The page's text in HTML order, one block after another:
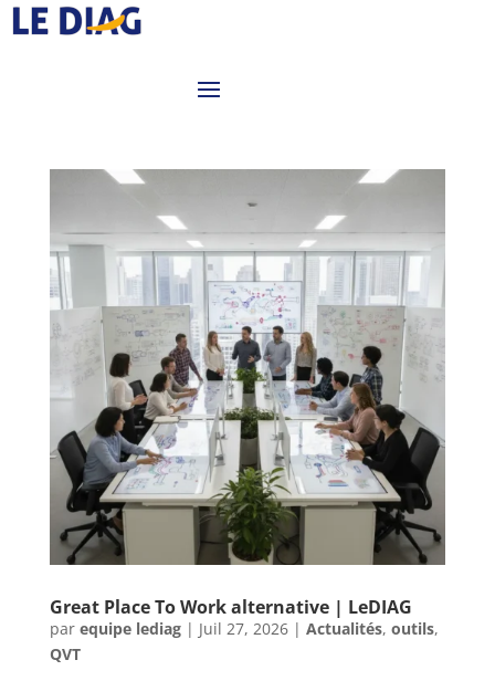
Great Place To Work alternative | LeDIAG
par equipe lediag| Juil 27, 2026| Actualités, outils,
QVT